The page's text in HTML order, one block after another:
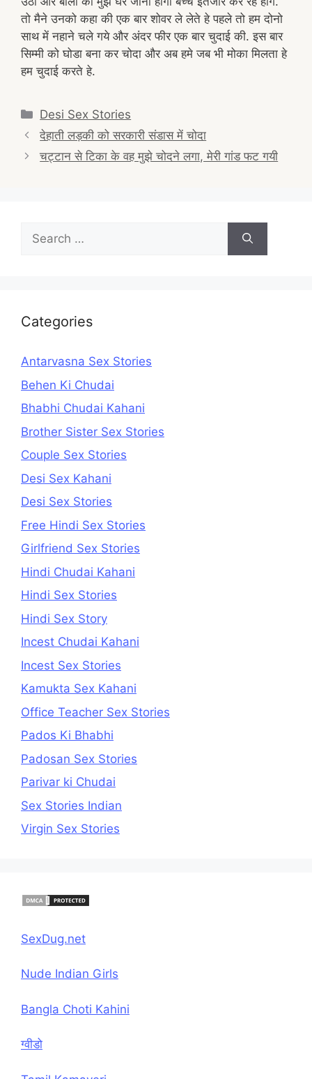
तो मैने उनको कहा की एक बार शोवर ले लेते हे पहले तो हम दोनो
साथ में नहाने चले गये और अंदर फीर एक बार चुदाई की. इस बार
सिम्मी को घोडा बना कर चोदा और अब हमे जब भी मोका मिलता हे
हम चुदाई करते हे.
Categories
Desi Sex Stories
Post
navigation
देहाती लड़की को सरकारी संडास में चोदा
चट्टान से टिका के वह मुझे चोदने लगा, मेरी गांड फट गयी
Search
for:
Categories
Antarvasna Sex Stories
Behen Ki Chudai
Bhabhi Chudai Kahani
Brother Sister Sex Stories
Couple Sex Stories
Desi Sex Kahani
Desi Sex Stories
Free Hindi Sex Stories
Girlfriend Sex Stories
Hindi Chudai Kahani
Hindi Sex Stories
Hindi Sex Story
Incest Chudai Kahani
Incest Sex Stories
Kamukta Sex Kahani
Office Teacher Sex Stories
Pados Ki Bhabhi
Padosan Sex Stories
Parivar ki Chudai
Sex Stories Indian
Virgin Sex Stories
SexDug.net
Nude Indian Girls
Bangla Choti Kahini
ग्वीडो